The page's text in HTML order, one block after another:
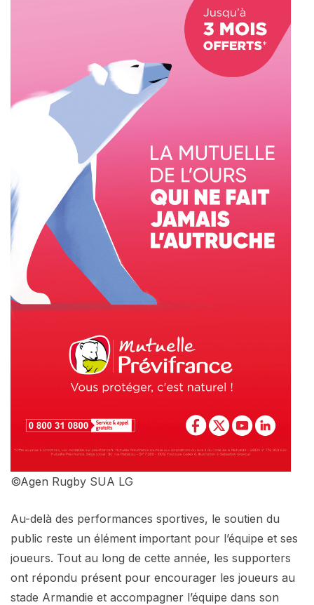
©Agen Rugby SUA LG
Au-delà des performances sportives, le soutien du
public reste un élément important pour l’équipe et ses
joueurs. Tout au long de cette année, les supporters
ont répondu présent pour encourager les joueurs au
stade Armandie et accompagner l’équipe dans son